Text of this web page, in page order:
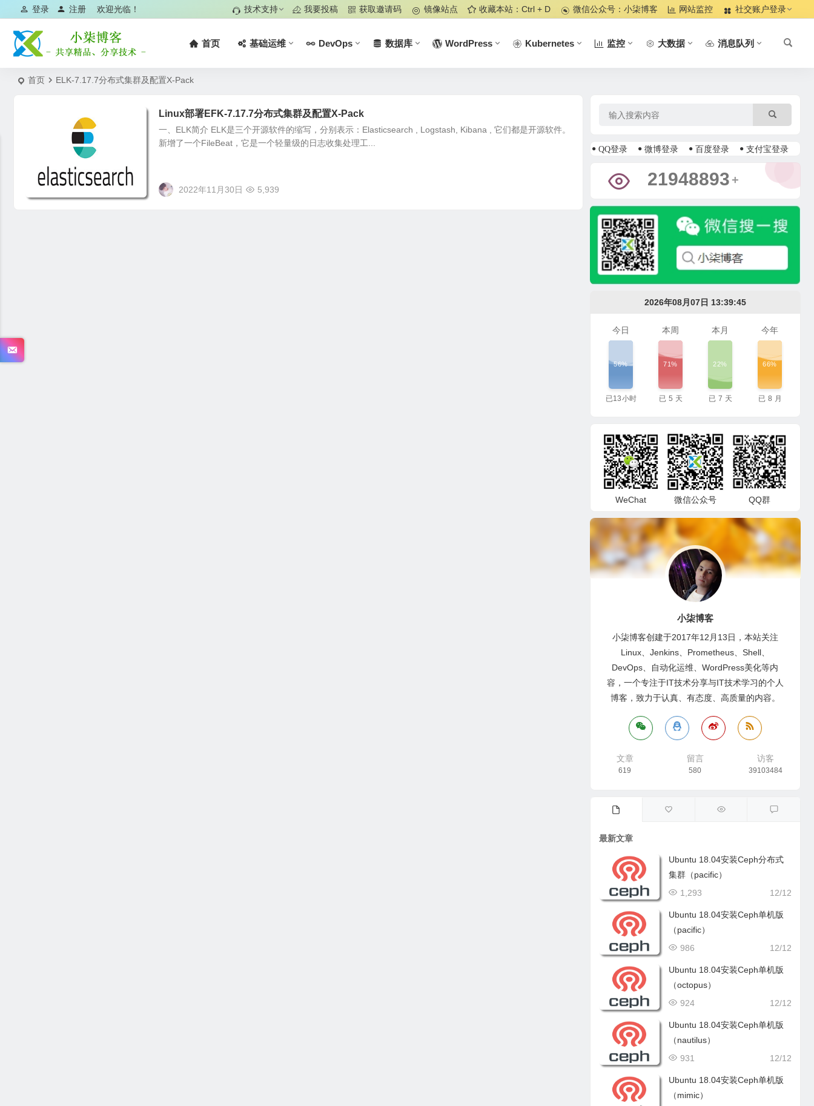
欢迎光临！
登录 注册 技术支持 我要投稿 获取邀请码 镜像站点 收藏本站：Ctrl + D 微信公众号：小柒博客 网站监控 社交账户登录
首页 基础运维 DevOps 数据库 WordPress Kubernetes 监控 大数据 消息队列
首页 ELK-7.17.7分布式集群及配置X-Pack
Linux部署EFK-7.17.7分布式集群及配置X-Pack
一、ELK简介 ELK是三个开源软件的缩写，分别表示：Elasticsearch , Logstash, Kibana , 它们都是开源软件。
新增了一个FileBeat，它是一个轻量级的日志收集处理工...
2022年11月30日 5,939
QQ登录 微博登录 百度登录 支付宝登录
28194665 +
2026年08月07日 13:39:46
今日
56%
已13小时
本周
71%
已 5 天
本月
22%
已 7 天
今年
66%
已 8 月
WeChat 微信公众号 QQ群
小柒博客
小柒博客创建于2017年12月13日，本站关注
Linux、Jenkins、Prometheus、Shell、
DevOps、自动化运维、WordPress美化等内
容，一个专注于IT技术分享与IT技术学习的个人
博客，致力于认真、有态度、高质量的内容。
文章
619
留言
580
访客
39103484
最新文章
Ubuntu 18.04安装Ceph分布式
集群（pacific）
12/12
1,293
Ubuntu 18.04安装Ceph单机版
（pacific）
12/12
986
Ubuntu 18.04安装Ceph单机版
（octopus）
12/12
924
Ubuntu 18.04安装Ceph单机版
（nautilus）
12/12
931
Ubuntu 18.04安装Ceph单机版
（mimic）